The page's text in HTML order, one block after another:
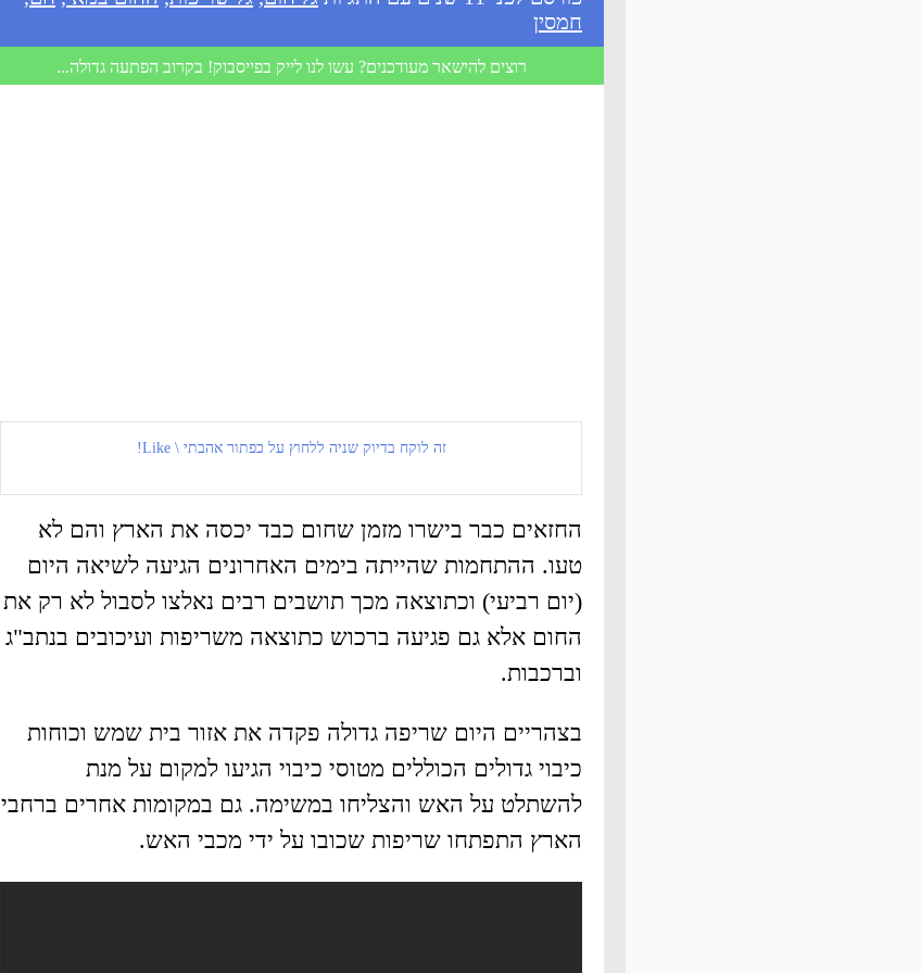
חמסין
רוצים להישאר מעודכנים? עשו לנו לייק בפייסבוק! בקרוב הפתעה גדולה...
זה לוקח בדיוק שניה ללחוץ על כפתור אהבתי \ Like!
החזאים כבר בישרו מזמן שחום כבד יכסה את הארץ והם לא
טעו. ההתחמות שהייתה בימים האחרונים הגיעה לשיאה היום
(יום רביעי) וכתוצאה מכך תושבים רבים נאלצו לסבול לא רק את
החום אלא גם פגיעה ברכוש כתוצאה משריפות ועיכובים בנתב"ג
וברכבות.
בצהריים היום שריפה גדולה פקדה את אזור בית שמש וכוחות
כיבוי גדולים הכוללים מטוסי כיבוי הגיעו למקום על מנת
להשתלט על האש והצליחו במשימה. גם במקומות אחרים ברחבי
הארץ התפתחו שריפות שכובו על ידי מכבי האש.